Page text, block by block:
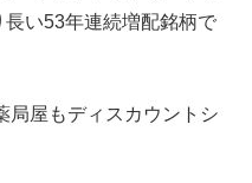
長い53年連続増配銘柄で
局屋もディスカウントシ